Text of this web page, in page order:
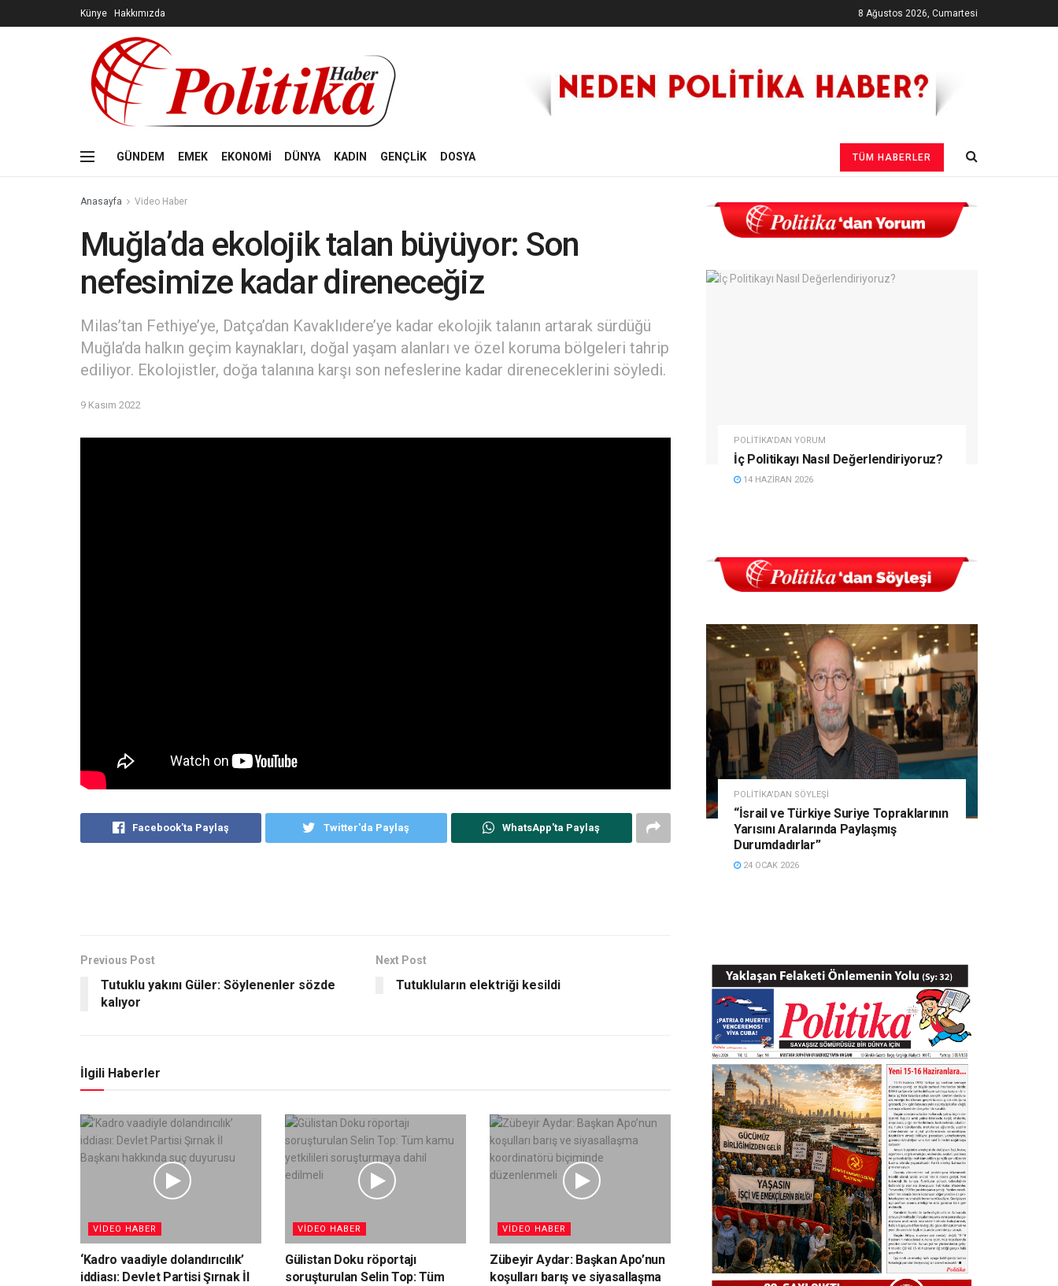
Künye Hakkımızda 8 Ağustos 2026, Cumartesi
GÜNDEM EMEK EKONOMİ DÜNYA KADIN GENÇLİK DOSYA TÜM HABERLER
Anasayfa Video Haber
Muğla’da ekolojik talan büyüyor: Son
nefesimize kadar direneceğiz
Milas’tan Fethiye’ye, Datça’dan Kavaklıdere’ye kadar ekolojik talanın artarak sürdüğü
Muğla’da halkın geçim kaynakları, doğal yaşam alanları ve özel koruma bölgeleri tahrip
ediliyor. Ekolojistler, doğa talanına karşı son nefeslerine kadar direneceklerini söyledi.
9 Kasım 2022
Facebook'ta Paylaş Twitter'da Paylaş WhatsApp'ta Paylaş
Previous Post
Tutuklu yakını Güler: Söylenenler sözde
kalıyor
Next Post
Tutukluların elektriği kesildi
İlgili Haberler
VIDEO HABER
‘Kadro vaadiyle dolandırıcılık’
iddiası: Devlet Partisi Şırnak İl
VIDEO HABER
Gülistan Doku röportajı
soruşturulan Selin Top: Tüm
VIDEO HABER
Zübeyir Aydar: Başkan Apo’nun
koşulları barış ve siyasallaşma
POLITIKA'DAN YORUM
İç Politikayı Nasıl Değerlendiriyoruz?
14 HAZIRAN 2026
POLITIKA'DAN SÖYLEŞI
“İsrail ve Türkiye Suriye Topraklarının
Yarısını Aralarında Paylaşmış
Durumdadırlar”
24 OCAK 2026